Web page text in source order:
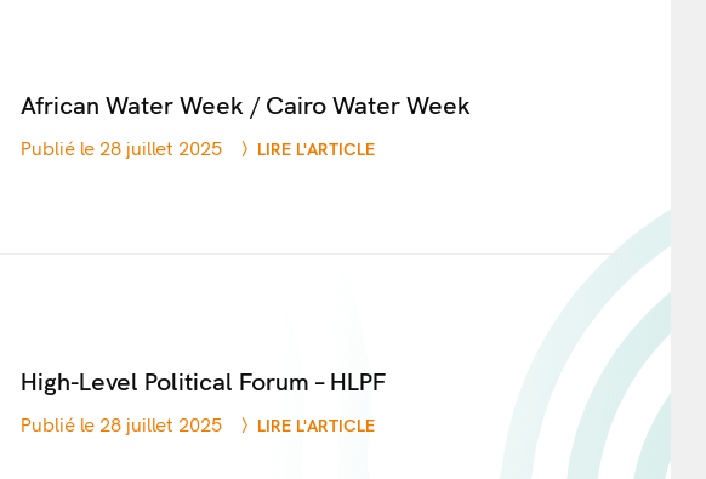
African Water Week / Cairo Water Week
Publié le 28 juillet 2025 LIRE L'ARTICLE
High-Level Political Forum – HLPF
Publié le 28 juillet 2025 LIRE L'ARTICLE